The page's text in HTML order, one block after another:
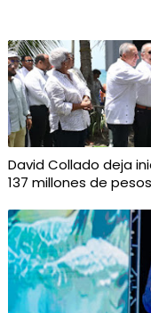
David Collado deja
137 millones de